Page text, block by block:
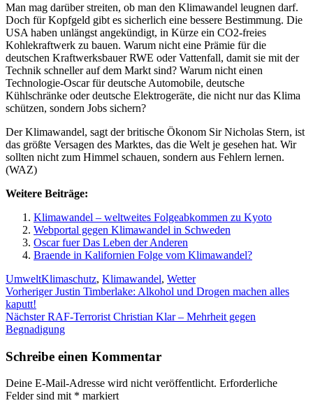
Man mag darüber streiten, ob man den Klimawandel leugnen darf.
Doch für Kopfgeld gibt es sicherlich eine bessere Bestimmung. Die
USA haben unlängst angekündigt, in Kürze ein CO2-freies
Kohlekraftwerk zu bauen. Warum nicht eine Prämie für die
deutschen Kraftwerksbauer RWE oder Vattenfall, damit sie mit der
Technik schneller auf dem Markt sind? Warum nicht einen
Technologie-Oscar für deutsche Automobile, deutsche
Kühlschränke oder deutsche Elektrogeräte, die nicht nur das Klima
schützen, sondern Jobs sichern?
Der Klimawandel, sagt der britische Ökonom Sir Nicholas Stern, ist
das größte Versagen des Marktes, das die Welt je gesehen hat. Wir
sollten nicht zum Himmel schauen, sondern aus Fehlern lernen.
(WAZ)
Weitere Beiträge:
Klimawandel – weltweites Folgeabkommen zu Kyoto
Webportal gegen Klimawandel in Schweden
Oscar fuer Das Leben der Anderen
Braende in Kalifornien Folge vom Klimawandel?
Kategorien
UmweltSchlagwörter
Klimaschutz, Klimawandel, Wetter
Beitragsnavigation
VorherigerVorheriger
Justin Timberlake: Alkohol und Drogen machen alles
kaputt!
NächsterNächster
Beitrag:
RAF-Terrorist Christian Klar – Mehrheit gegen
Begnadigung
Schreibe einen Kommentar
Deine E-Mail-Adresse wird nicht veröffentlicht. Erforderliche
Felder sind mit * markiert